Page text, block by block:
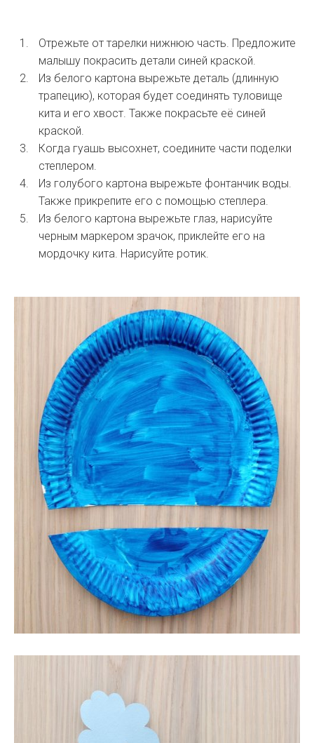
Отрежьте от тарелки нижнюю часть. Предложите
малышу покрасить детали синей краской.
Из белого картона вырежьте деталь (длинную
трапецию), которая будет соединять туловище
кита и его хвост. Также покрасьте её синей
краской.
Когда гуашь высохнет, соедините части поделки
степлером.
Из голубого картона вырежьте фонтанчик воды.
Также прикрепите его с помощью степлера.
Из белого картона вырежьте глаз, нарисуйте
черным маркером зрачок, приклейте его на
мордочку кита. Нарисуйте ротик.